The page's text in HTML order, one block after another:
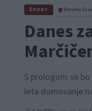
ŠPORT Slovenj
Danes
S prologom se
leta domovanje